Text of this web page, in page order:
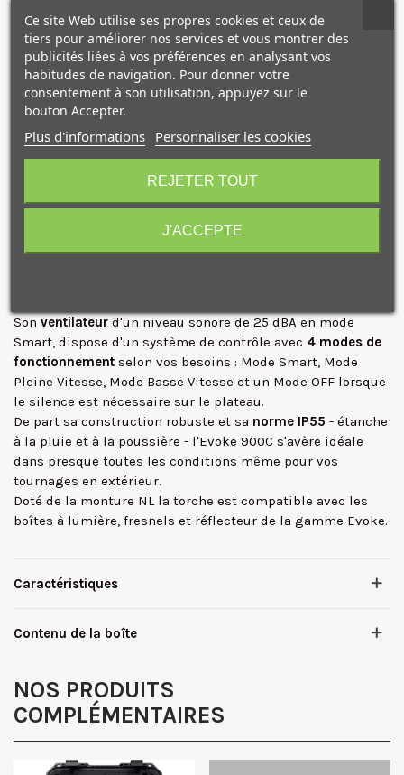
en utilisant d'autres options avancées.
- Application Nanlink via Bluetooth et contrôle sans fil 2,4
GHz
- Le contrôle DMX vous permet de régler votre lumière à
l'aide d'une console DMX en option
- Vous pouvez également utiliser le DMX sans fil via
LumenRadio
- Prend en charge les protocoles Art-Net/sACN
- Ce kit comprend une télécommande
Unebibliothèque de 15 effetssont à votre disposition pour
être encore plus créatif : Boucle HUE, Boucle CCT, Boucle
Son ventilateur d'un niveau sonore de 25 dBA en mode
Smart, dispose d'un système de contrôle avec 4 modes de
fonctionnement selon vos besoins : Mode Smart, Mode
Pleine Vitesse, Mode Basse Vitesse et un Mode OFF lorsque
le silence est nécessaire sur le plateau.
De part sa construction robuste et sa norme IP55 - étanche
à la pluie et à la poussière - l'Evoke 900C s'avère idéale
dans presque toutes les conditions même pour vos
tournages en extérieur.
Doté de la monture NL la torche est compatible avec les
boîtes à lumière, fresnels et réflecteur de la gamme Evoke.
Caractéristiques
Contenu de la boîte
NOS PRODUITS
COMPLÉMENTAIRES
Ce site Web utilise ses propres cookies et ceux de
tiers pour améliorer nos services et vous montrer des
publicités liées à vos préférences en analysant vos
habitudes de navigation. Pour donner votre
consentement à son utilisation, appuyez sur le
bouton Accepter.
Plus d'informations Personnaliser les cookies
REJETER TOUT
J'ACCEPTE
10€ OFFERTS sur votre
premier achat !
J'accepte de recevoir des SMS de la part de la marque.
Obtenir mon code promo.